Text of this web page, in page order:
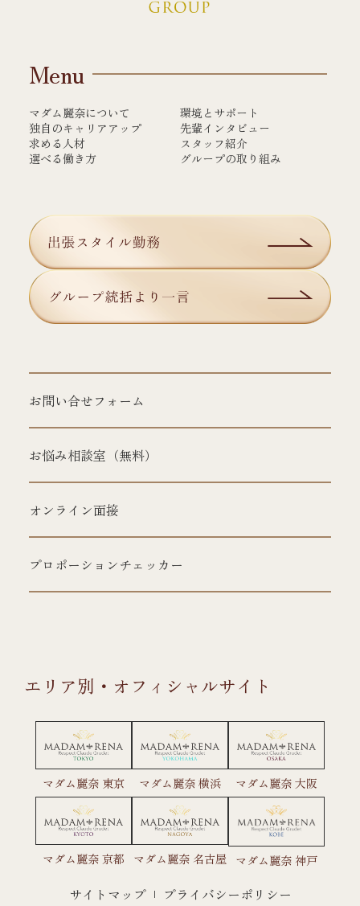
Menu
マダム麗奈について
独自のキャリアアップ
求める人材
選べる働き方
環境とサポート
先輩インタビュー
スタッフ紹介
グループの取り組み
お問い合せフォーム
お悩み相談室（無料）
オンライン面接
プロポーションチェッカー
エリア別・オフィシャルサイト
マダム麗奈 東京 マダム麗奈 横浜 マダム麗奈 大阪
マダム麗奈 京都 マダム麗奈 名古屋 マダム麗奈 神戸
サイトマップ プライバシーポリシー